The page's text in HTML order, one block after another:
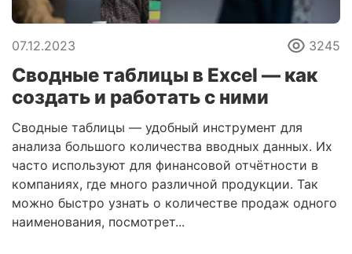
07.12.2023 3245
Сводные таблицы в Excel — как
создать и работать с ними
Сводные таблицы — удобный инструмент для
анализа большого количества вводных данных. Их
часто используют для финансовой отчётности в
компаниях, где много различной продукции. Так
можно быстро узнать о количестве продаж одного
наименования, посмотрет...